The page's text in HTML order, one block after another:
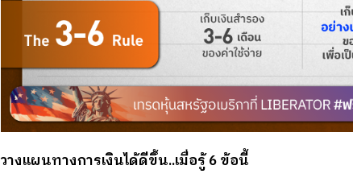
วางแผนทางการเงินได้ดีขึ้น..เมื่อรู้ 6 ข้อนี้